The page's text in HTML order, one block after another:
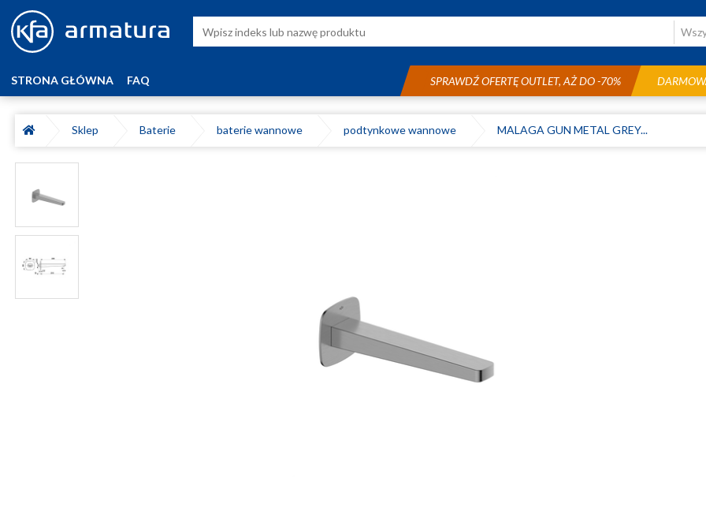
STRONA GŁÓWNA FAQ SPRAWDŹ OFERTĘ OUTLET, AŻ DO -70%
Sklep Baterie baterie wannowe podtynkowe wannowe MALAGA GUN METAL GREY...